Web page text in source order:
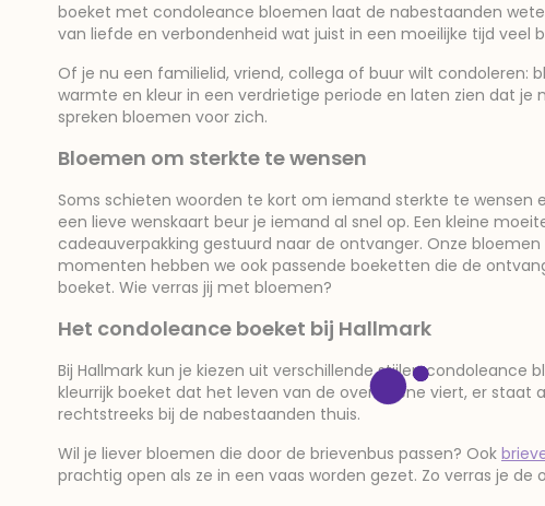
boeket met condoleance bloemen laat de nabestaanden
van liefde en verbondenheid wat juist in een moeilijke tijd veel
Of je nu een familielid, vriend, collega of buur wilt condoleren:
warmte en kleur in een verdrietige periode en laten zien dat
spreken bloemen voor zich.
Bloemen om sterkte te wensen
Soms schieten woorden te kort om iemand sterkte te
een lieve wenskaart beur je iemand al snel op. Een kleine
cadeauverpakking gestuurd naar de ontvanger. Onze
momenten hebben we ook passende boeketten die de
boeket. Wie verras jij met bloemen?
Het condoleance boeket bij Hallmark
Bij Hallmark kun je kiezen uit verschillende stijlen
kleurrijk boeket dat het leven van de overledene viert, er
rechtstreeks bij de nabestaanden thuis.
Wil je liever bloemen die door de brievenbus passen? Ook
prachtig open als ze in een vaas worden gezet. Zo verras je de